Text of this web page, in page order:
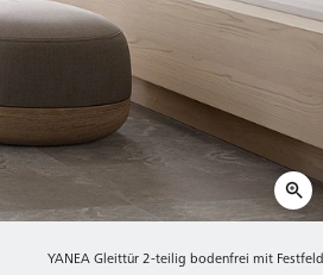
YANEA Gleittür 2-teilig bodenfrei mit Festfeld